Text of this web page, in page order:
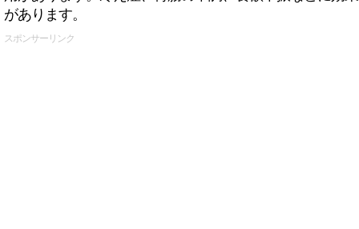
があります。
スポンサーリンク